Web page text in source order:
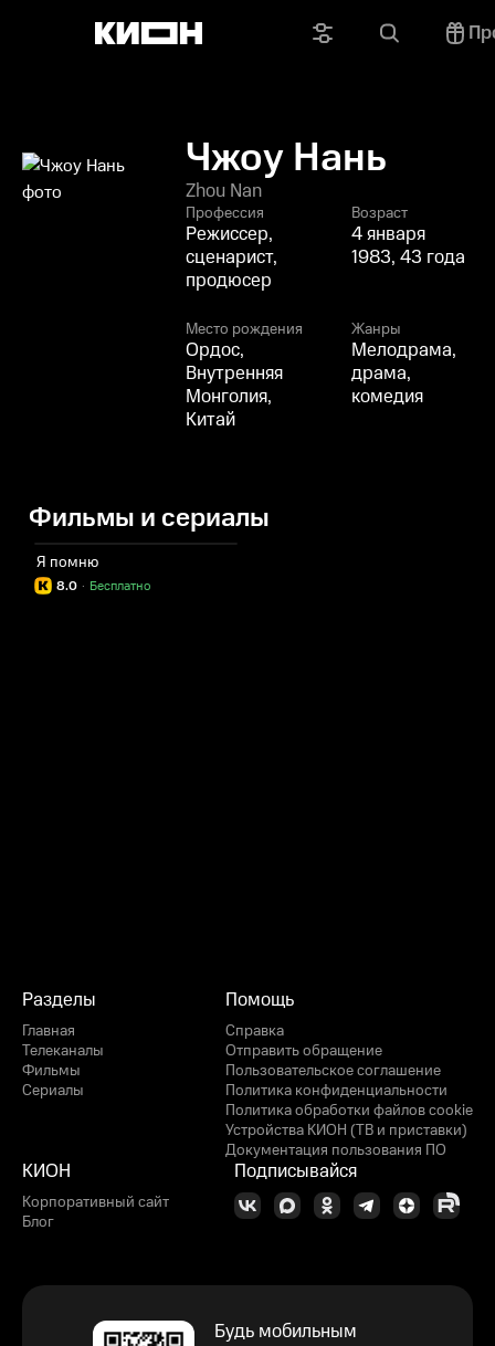
Чжоу Нань
Zhou Nan
Профессия
Режиссер,
сценарист,
продюсер
Возраст
4 января
1983, 43 года
Место рождения
Ордос,
Внутренняя
Монголия,
Китай
Жанры
Мелодрама,
драма,
комедия
Фильмы и сериалы
Я помню
8.0 Бесплатно
·
Разделы
Главная
Телеканалы
Фильмы
Сериалы
Помощь
Справка
Отправить обращение
Пользовательское соглашение
Политика конфиденциальности
Политика обработки файлов cookie
Устройства КИОН (ТВ и приставки)
Документация пользования ПО
КИОН
Корпоративный сайт
Блог
Подписывайся
Будь мобильным